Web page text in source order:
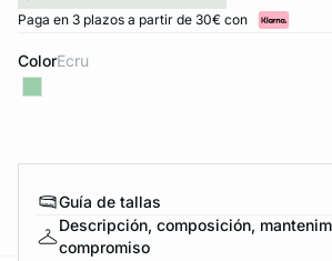
Paga en 3 plazos a partir de 30€ con
Color ecru
Guía de tallas
Descripción, composición,
compromiso